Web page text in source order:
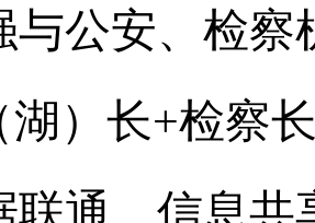
与公安、检察
湖）长+检察
联通、信息